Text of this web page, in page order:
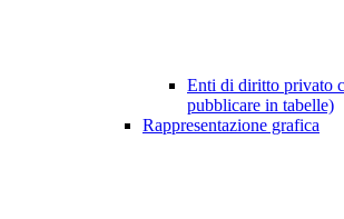
Enti di diritto privato
pubblicare in tabelle)
Rappresentazione grafica